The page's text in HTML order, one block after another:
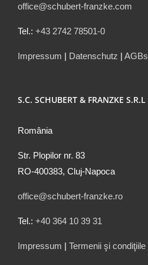
office@schubert-franzke.com
Tel.: +43 2742 78501-0
Impressum | Datenschutz | AGBs
S.C. SCHUBERT & FRANZKE S.R.L
România
Str. Plopilor nr. 83
RO-400383, Cluj-Napoca
office@schubert-franzke.ro
Tel.: +40 364 10 39 31
Impressum | Termenii şi condiţiile